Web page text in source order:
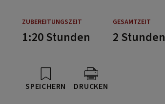
ZUBEREITUNGSZEIT GESAMTZEIT
1:20 Stunden 2 Stunden
SPEICHERN DRUCKEN